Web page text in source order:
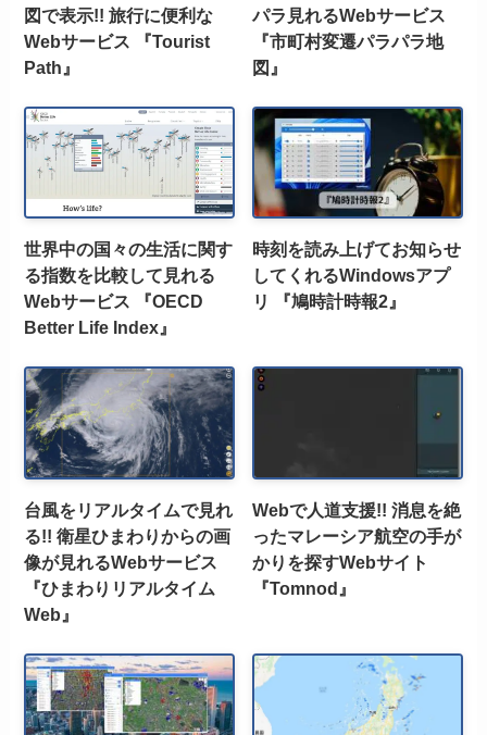
図で表示!! 旅行に便利な
Webサービス 『Tourist
Path』
パラ見れるWebサービス
『市町村変遷パラパラ地
図』
世界中の国々の生活に関す
る指数を比較して見れる
Webサービス 『OECD
Better Life Index』
時刻を読み上げてお知らせ
してくれるWindowsアプ
リ 『鳩時計時報2』
台風をリアルタイムで見れ
る!! 衛星ひまわりからの画
像が見れるWebサービス
『ひまわりリアルタイム
Web』
Webで人道支援!! 消息を絶
ったマレーシア航空の手が
かりを探すWebサイト
『Tomnod』